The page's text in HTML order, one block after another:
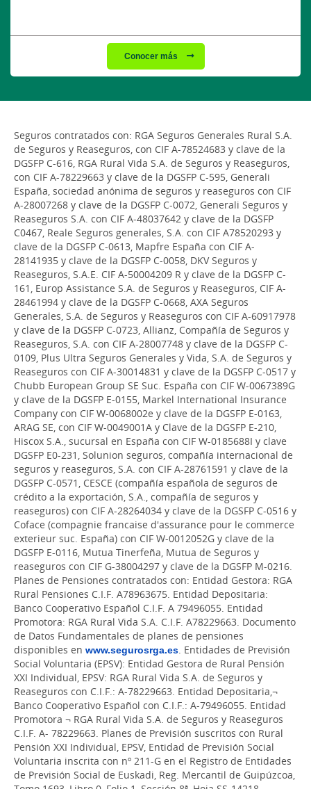
Conocer más
Seguros contratados con: RGA Seguros Generales Rural S.A.
de Seguros y Reaseguros, con CIF A-78524683 y clave de la
DGSFP C-616, RGA Rural Vida S.A. de Seguros y Reaseguros,
con CIF A-78229663 y clave de la DGSFP C-595, Generali
España, sociedad anónima de seguros y reaseguros con CIF
A-28007268 y clave de la DGSFP C-0072, Generali Seguros y
Reaseguros S.A. con CIF A-48037642 y clave de la DGSFP
C0467, Reale Seguros generales, S.A. con CIF A78520293 y
clave de la DGSFP C-0613, Mapfre España con CIF A-
28141935 y clave de la DGSFP C-0058, DKV Seguros y
Reaseguros, S.A.E. CIF A-50004209 R y clave de la DGSFP C-
161, Europ Assistance S.A. de Seguros y Reaseguros, CIF A-
28461994 y clave de la DGSFP C-0668, AXA Seguros
Generales, S.A. de Seguros y Reaseguros con CIF A-60917978
y clave de la DGSFP C-0723, Allianz, Compañía de Seguros y
Reaseguros, S.A. con CIF A-28007748 y clave de la DGSFP C-
0109, Plus Ultra Seguros Generales y Vida, S.A. de Seguros y
Reaseguros con CIF A-30014831 y clave de la DGSFP C-0517 y
Chubb European Group SE Suc. España con CIF W-0067389G
y clave de la DGSFP E-0155, Markel International Insurance
Company con CIF W-0068002e y clave de la DGSFP E-0163,
ARAG SE, con CIF W-0049001A y Clave de la DGSFP E-210,
Hiscox S.A., sucursal en España con CIF W-0185688I y clave
DGSFP E0-231, Solunion seguros, compañía internacional de
seguros y reaseguros, S.A. con CIF A-28761591 y clave de la
DGSFP C-0571, CESCE (compañía española de seguros de
crédito a la exportación, S.A., compañía de seguros y
reaseguros) con CIF A-28264034 y clave de la DGSFP C-0516 y
Coface (compagnie francaise d'assurance pour le commerce
exterieur suc. España) con CIF W-0012052G y clave de la
DGSFP E-0116, Mutua Tinerfeña, Mutua de Seguros y
reaseguros con CIF G-38004297 y clave de la DGSFP M-0216.
Planes de Pensiones contratados con: Entidad Gestora: RGA
Rural Pensiones C.I.F. A78963675. Entidad Depositaria:
Banco Cooperativo Español C.I.F. A 79496055. Entidad
Promotora: RGA Rural Vida S.A. C.I.F. A78229663. Documento
de Datos Fundamentales de planes de pensiones
disponibles en www.segurosrga.es. Entidades de Previsión
Social Voluntaria (EPSV): Entidad Gestora de Rural Pensión
XXI Individual, EPSV: RGA Rural Vida S.A. de Seguros y
Reaseguros con C.I.F.: A-78229663. Entidad Depositaria,¬
Banco Cooperativo Español con C.I.F.: A-79496055. Entidad
Promotora ¬ RGA Rural Vida S.A. de Seguros y Reaseguros
C.I.F. A- 78229663. Planes de Previsión suscritos con Rural
Pensión XXI Individual, EPSV, Entidad de Previsión Social
Voluntaria inscrita con nº 211-G en el Registro de Entidades
de Previsión Social de Euskadi, Reg. Mercantil de Guipúzcoa,